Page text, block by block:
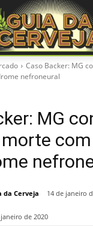
Caso Backer: MG
nefroneural
MG
da Cerveja 14 de janeiro
de 2020